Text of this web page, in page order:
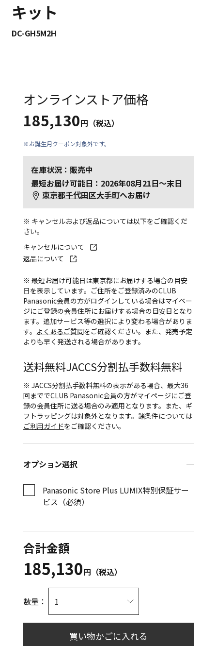
キット
DC-GH5M2H
オンラインストア価格
185,130円（税込）
※お誕生月クーポン対象外です。
在庫状況：販売中
最短お届け可能日：2026年08月21日～末日
東京都千代田区大手町へお届け
※ キャンセルおよび返品については以下をご確認くだ
さい。
キャンセルについて
返品について
※ 最短お届け可能日は東京都にお届けする場合の目安
日を表示しています。ご住所をご登録済みのCLUB
Panasonic会員の方がログインしている場合はマイペー
ジにご登録の会員住所にお届けする場合の目安日となり
ます。追加サービス等の選択により変わる場合がありま
す。 よくあるご質問をご確認ください。また、発売予定
よりも早く発送される場合があります。
送料無料JACCS分割払手数料無料
※ JACCS分割払手数料無料の表示がある場合、最大36
回まででCLUB Panasonic会員の方がマイページにご登
録の会員住所に送る場合のみ適用となります。また、ギ
フトラッピングは対象外となります。諸条件については
ご利用ガイドをご確認ください。
オプション選択
Panasonic Store Plus LUMIX特別保証サー
ビス（必須）
合計金額
185,130円（税込）
数量：
買い物かごに入れる